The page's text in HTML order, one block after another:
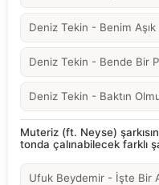
Deniz Tekin - Benim
Deniz Tekin - Bende Bir
Deniz Tekin - Baktın
Muteriz (ft. Neyse)
tonda çalınabilecek farklı
Ufuk Beydemir - İşte Bir